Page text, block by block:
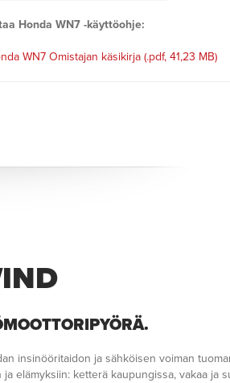
Honda WN7 -käyttöohje:
WN7 Omistajan käsikirja (.pdf, 41,23 MB)
insinööritaidon ja sähköisen voiman
elämyksiin: ketterä kaupungissa, vakaa ja